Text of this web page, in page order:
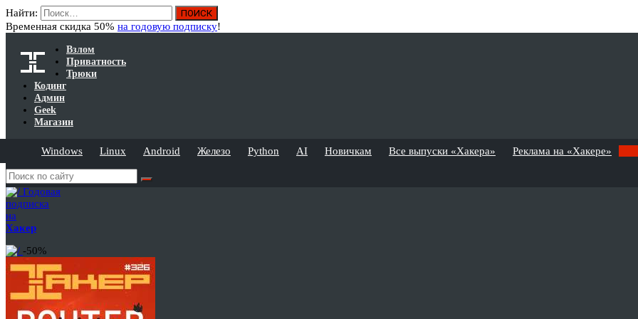
Найти:
Временная скидка 50% на годовую подписку!
Взлом
Приватность
Трюки
Кодинг
Админ
Geek
Магазин
Windows Linux Android Железо Python AI Новичкам Все выпуски «Хакера» Реклама на «Хакере»
Годовая
подписка
на
Хакер
-50%